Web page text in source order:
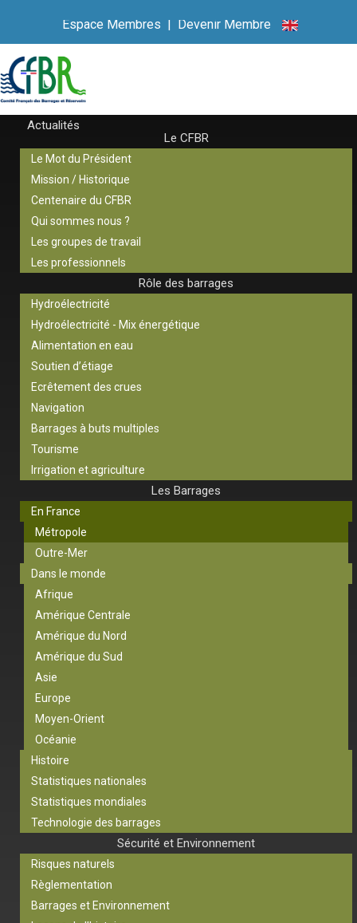
Espace Membres | Devenir Membre
Actualités
Le CFBR
Le Mot du Président
Mission / Historique
Centenaire du CFBR
Qui sommes nous ?
Les groupes de travail
Les professionnels
Rôle des barrages
Hydroélectricité
Hydroélectricité - Mix énergétique
Alimentation en eau
Soutien d’étiage
Ecrêtement des crues
Navigation
Barrages à buts multiples
Tourisme
Irrigation et agriculture
Les Barrages
En France
Métropole
Outre-Mer
Dans le monde
Afrique
Amérique Centrale
Amérique du Nord
Amérique du Sud
Asie
Europe
Moyen-Orient
Océanie
Histoire
Statistiques nationales
Statistiques mondiales
Technologie des barrages
Sécurité et Environnement
Risques naturels
Règlementation
Barrages et Environnement